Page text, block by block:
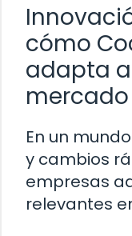
cómo
adapta
mercado
En un
y cambios
empresas
relevantes